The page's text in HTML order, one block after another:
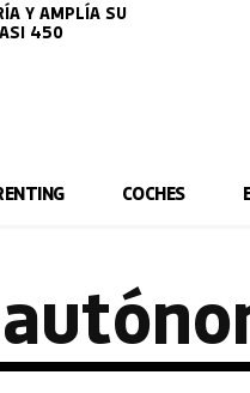
Y AMPLÍA SU
450
COCHES